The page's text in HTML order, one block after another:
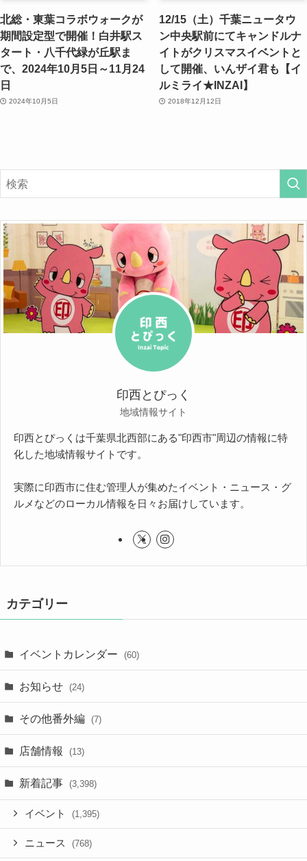
北総・東葉コラボウォークが
期間設定型で開催！白井駅ス
タート・八千代緑が丘駅ま
で、2024年10月5日～11月24
日
2024年10月5日
12/15（土）千葉ニュータウ
ン中央駅前にてキャンドルナ
イトがクリスマスイベントと
して開催、いんザイ君も【イ
ルミライ★INZAI】
2018年12月12日
印西とぴっく
地域情報サイト
印西とぴっくは千葉県北西部にある"印西市"周辺の情報に特
化した地域情報サイトです。
実際に印西市に住む管理人が集めたイベント・ニュース・グ
ルメなどのローカル情報を日々お届けしています。
カテゴリー
イベントカレンダー (60)
お知らせ (24)
その他番外編 (7)
店舗情報 (13)
新着記事 (3,398)
イベント (1,395)
ニュース (768)